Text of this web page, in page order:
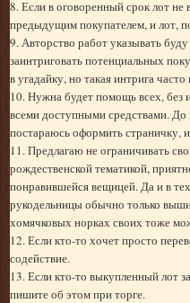
8. Если в оговоренный срок лот не
предыдущим покупателем, и лот,
9. Авторство работ указывать
заинтриговать потенциальных
в угадайку, но такая интрига
10. Нужна будет помощь всех, без
всеми доступными средствами.
постараюсь оформить страничку,
11. Предлагаю не ограничивать
рождественской тематикой,
понравившейся вещицей. Да и в
рукодельницы обычно только
хомячковых норках своих тоже
12. Если кто-то хочет просто
содействие.
13. Если кто-то выкупленный лот
пишите об этом при торге.